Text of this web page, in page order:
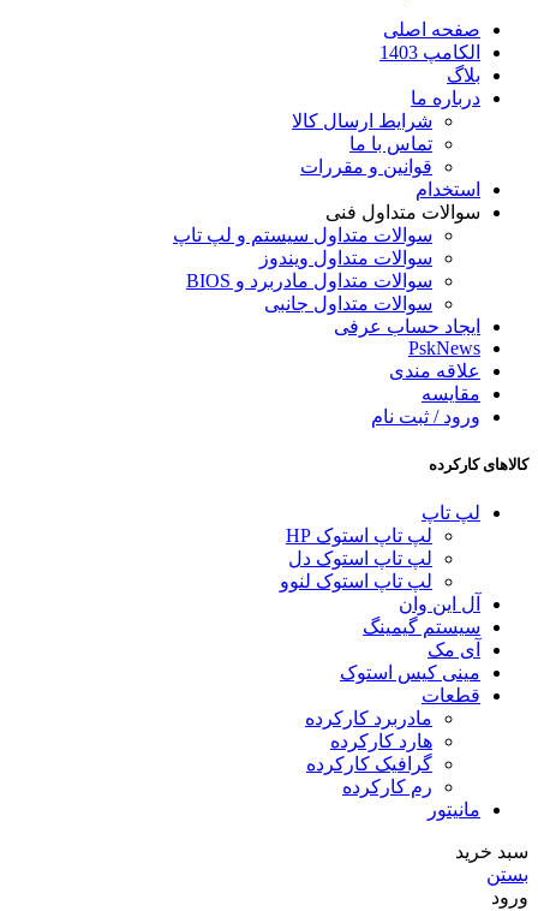
صفحه اصلی
الکامپ 1403
بلاگ
درباره ما
شرایط ارسال کالا
تماس با ما
قوانین و مقررات
استخدام
سوالات متداول فنی
سوالات متداول سیستم و لپ تاپ
سوالات متداول ویندوز
سوالات متداول مادربرد و BIOS
سوالات متداول جانبی
ایجاد حساب عرفی
PskNews
علاقه مندی
مقایسه
ورود / ثبت نام
کالاهای کارکرده
لپ تاپ
لپ تاپ استوک HP
لپ تاپ استوک دل
لپ تاپ استوک لنوو
آل این وان
سیستم گیمینگ
آی مک
مینی کیس استوک
قطعات
مادربرد کارکرده
هارد کارکرده
گرافیک کارکرده
رم کارکرده
مانیتور
سبد خرید
بستن
ورود